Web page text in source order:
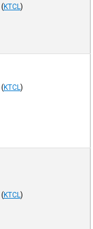
(KTCL )
(KTCL )
(KTCL )